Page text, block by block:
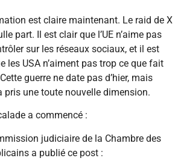
est claire maintenant. Le raid de X
part. Il est clair que l’UE n’aime pas
sur les réseaux sociaux, et il est
les USA n’aiment pas trop ce que fait
guerre ne date pas d’hier, mais
pris une toute nouvelle dimension.
a commencé :
judiciaire de la Chambre des
a publié ce post :